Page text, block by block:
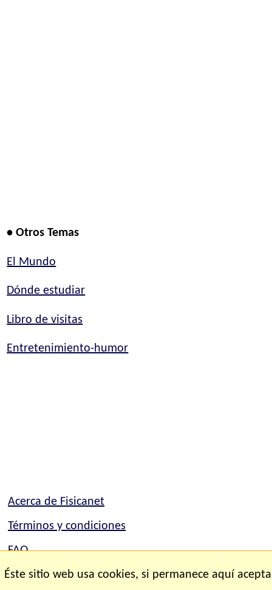
• Otros Temas
El Mundo
Dónde estudiar
Libro de visitas
Entretenimiento-humor
Acerca de Fisicanet
Términos y condiciones
FAQ
Mapa del sitio
Éste sitio web usa cookies, si permanece aquí acepta